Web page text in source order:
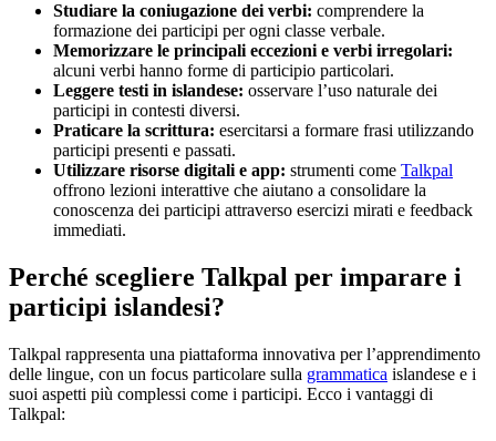
Studiare la coniugazione dei verbi: comprendere la
formazione dei participi per ogni classe verbale.
Memorizzare le principali eccezioni e verbi irregolari:
alcuni verbi hanno forme di participio particolari.
Leggere testi in islandese: osservare l’uso naturale dei
participi in contesti diversi.
Praticare la scrittura: esercitarsi a formare frasi utilizzando
participi presenti e passati.
Utilizzare risorse digitali e app: strumenti come Talkpal
offrono lezioni interattive che aiutano a consolidare la
conoscenza dei participi attraverso esercizi mirati e feedback
immediati.
Perché scegliere Talkpal per imparare i
participi islandesi?
Talkpal rappresenta una piattaforma innovativa per l’apprendimento
delle lingue, con un focus particolare sulla grammatica islandese e i
suoi aspetti più complessi come i participi. Ecco i vantaggi di
Talkpal: